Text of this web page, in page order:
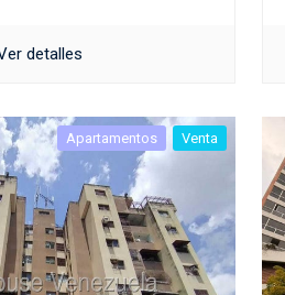
detalles
Apartamentos Venta